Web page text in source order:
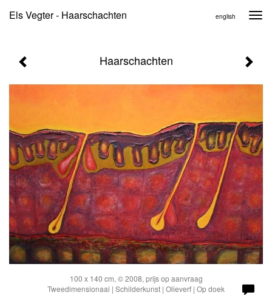
Els Vegter - Haarschachten english
Haarschachten
100 x 140 cm, © 2008, prijs op aanvraag
Tweedimensionaal | Schilderkunst | Olieverf | Op doek